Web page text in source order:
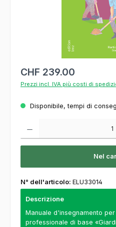
CHF 239.00
Prezzi incl. IVA più costi di
Disponibile, tempi di
Nel
N° dell'articolo: ELU33014
Descrizione
Manuale d'insegnamento
professionale di base